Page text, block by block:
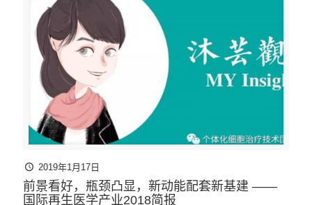
2019年1月17日
前景看好，瓶颈凸显，新动能配套新基建 ——
国际再生医学产业2018简报